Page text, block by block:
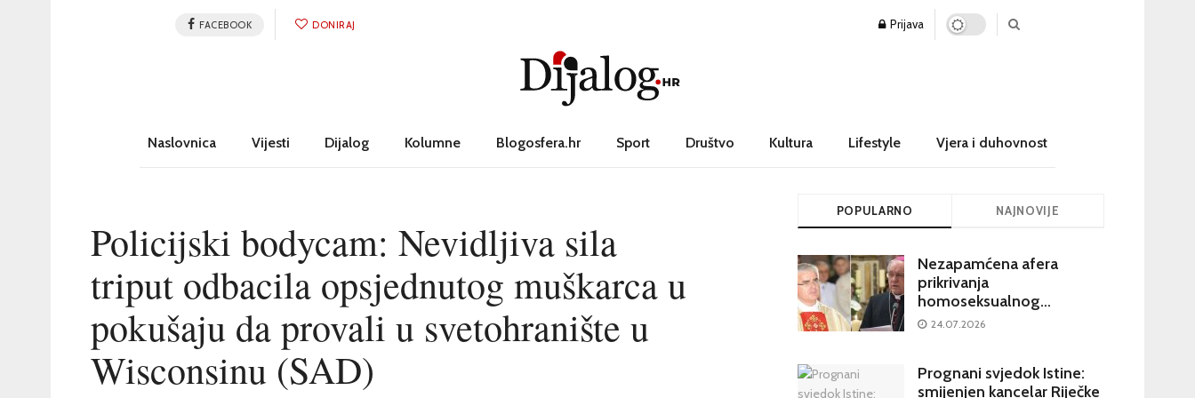
FACEBOOK DONIRAJ Prijava
Naslovnica Vijesti Dijalog Kolumne Blogosfera.hr Sport Društvo Kultura Lifestyle Vjera i duhovnost
Policijski bodycam: Nevidljiva sila
triput odbacila opsjednutog muškarca u
pokušaju da provali u svetohranište u
Wisconsinu (SAD)
POPULARNO NAJNOVIJE
Nezapamćena afera
prikrivanja
homoseksualnog
iskorištavanja maloljetnika
Hrvatsku
24.07.2026
Prognani svjedok Istine:
smijenjen kancelar Riječke